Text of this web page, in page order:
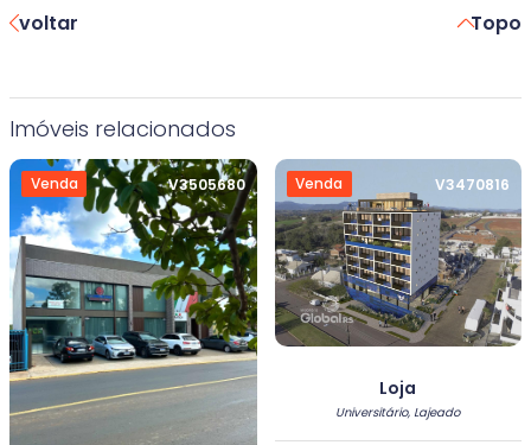
voltar Topo
Imóveis relacionados
Venda V3505680 Venda V3470816
Loja
Universitário, Lajeado